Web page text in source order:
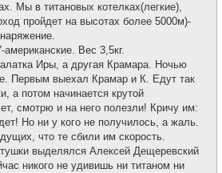
Мы в титановых котелках(легкие),
пройдет на высотах более 5000м)-
Вес 3,5кг.
Иры, а другая Крамара. Ночью
Первым выехал Крамар и К. Едут так
а потом начинается крутой
смотрю и на него полезли! Кричу им:
Но ни у кого не получилось, а жаль.
что те сбили им скорость.
выделялся Алексей Дещеревский
никого не удивишь ни титаном ни